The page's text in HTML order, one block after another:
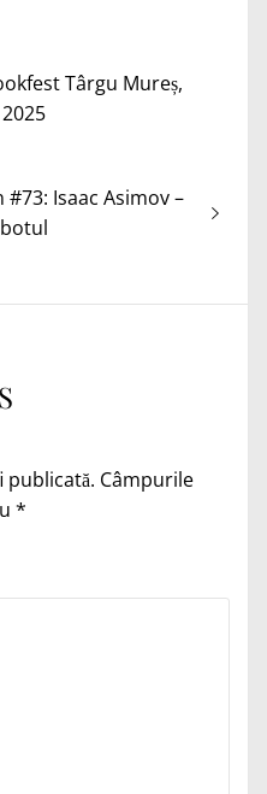
Târgu Mureș,
Isaac Asimov –
publicată. Câmpurile
*